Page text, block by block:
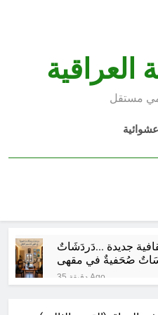
مستقل
جديدة …دَردَشَاتٌ
صُحَفيةٌ في مقهى
الماسِنجرِ الثقافي
35 دقيقة Ago